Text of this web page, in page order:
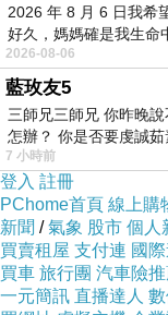
我一樣喜歡不
PS.若您家裡有
費《迪士尼美
↓↓↓限量特優價
2026 年 8 月 6 日我希
好久，媽媽確是我生命
2026-08-06
藍玫友5
三師兄三師兄 你昨晚
怎辦？ 你是否要虔誠
7 小時前
登入 註冊
PChome首頁 線上購
新聞 /氣象 股市 個人
買賣租屋 支付連 國
買車 旅行團 汽車險
一元簡訊 直播達人